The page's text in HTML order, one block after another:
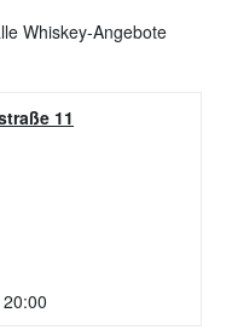
Whiskey-Angebote
11